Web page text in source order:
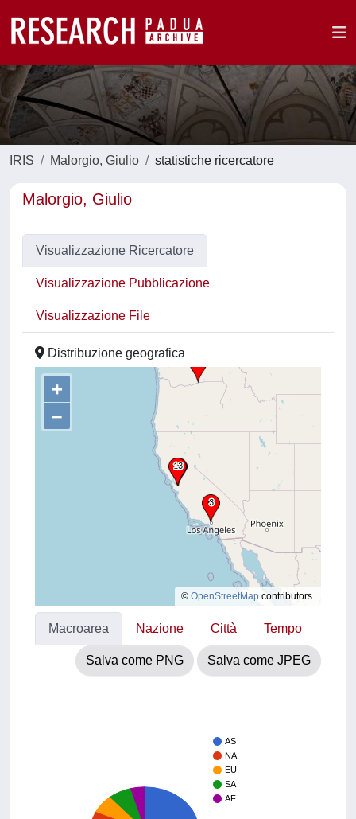
IRIS Malorgio, Giulio statistiche ricercatore
Malorgio, Giulio
Visualizzazione Ricercatore
Visualizzazione Pubblicazione
Visualizzazione File
Distribuzione geografica
+
–
© OpenStreetMap contributors.
Macroarea Nazione Città Tempo
Salva come PNG Salva come JPEG
AS
NA
EU
SA
AF